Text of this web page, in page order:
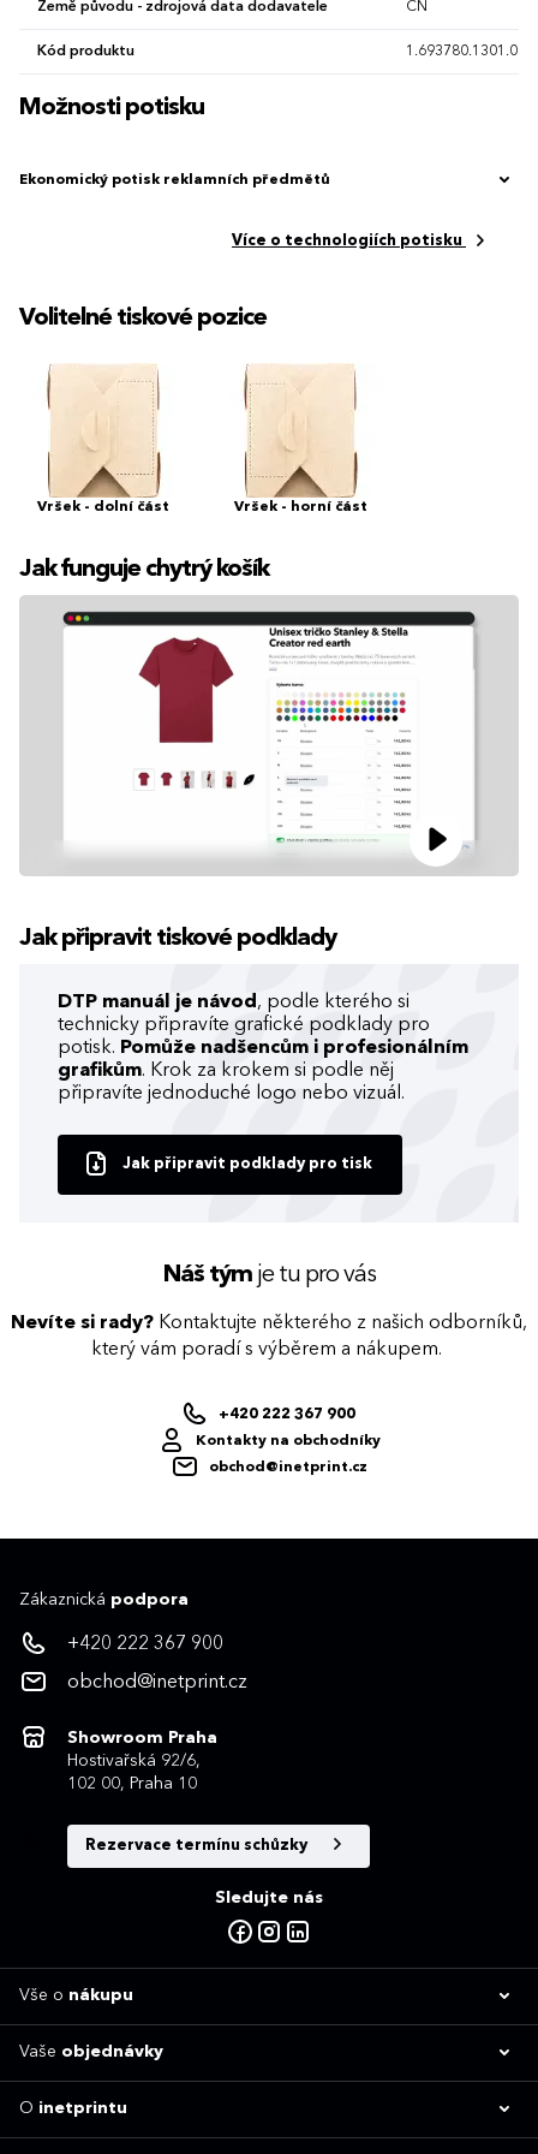
Země původu - zdrojová data dodavatele CN
Kód produktu 1.693780.1301.00
Možnosti potisku
Ekonomický potisk reklamních předmětů
Více o technologiích potisku
Volitelné tiskové pozice
Vršek - dolní část Vršek - horní část
Jak funguje chytrý košík
Jak připravit tiskové podklady
DTP manuál je návod , podle kterého si
technicky připravíte grafické podklady pro
potisk. Pomůže nadšencům i profesionálním
grafikům. Krok za krokem si podle něj
připravíte jednoduché logo nebo vizuál.
Jak připravit podklady pro tisk
Náš týmje tu pro vás
Nevíte si rady? Kontaktujte některého z našich odborníků,
který vám poradí s výběrem a nákupem.
+420 222 367 900
Kontakty na obchodníky
obchod@inetprint.cz
Zákaznická podpora
+420 222 367 900
obchod@inetprint.cz
Showroom Praha
Hostivařská 92/6,
102 00, Praha 10
Rezervace termínu schůzky
Sledujte nás
Vše o nákupu
Vaše objednávky
O inetprintu